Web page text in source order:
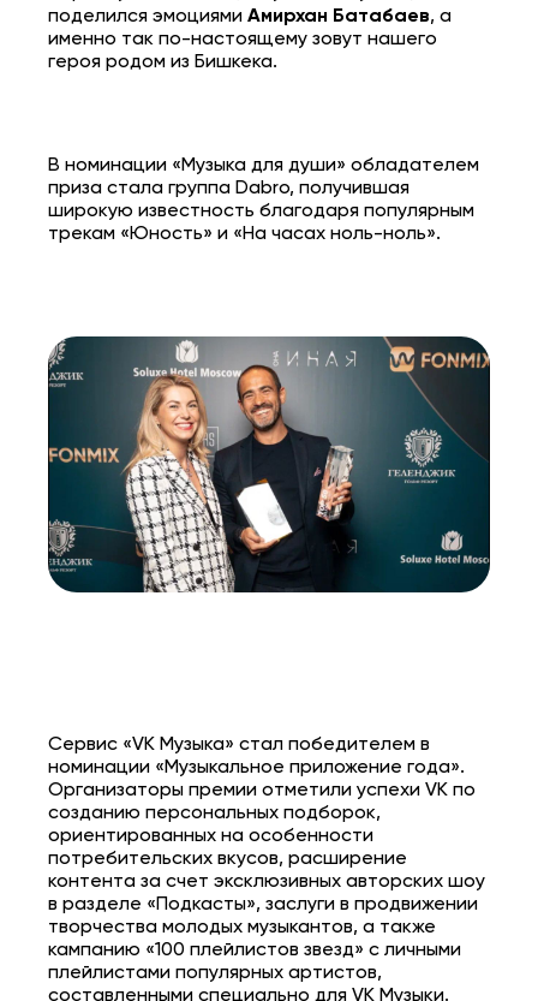
поделился эмоциями Амирхан Батабаев, а
именно так по-настоящему зовут нашего
героя родом из Бишкека.
В номинации «Музыка для души» обладателем
приза стала группа Dabro, получившая
широкую известность благодаря популярным
трекам «Юность» и «На часах ноль-ноль».
Сервис «VK Музыка» стал победителем в
номинации «Музыкальное приложение года».
Организаторы премии отметили успехи VK по
созданию персональных подборок,
ориентированных на особенности
потребительских вкусов, расширение
контента за счет эксклюзивных авторских шоу
в разделе «Подкасты», заслуги в продвижении
творчества молодых музыкантов, а также
кампанию «100 плейлистов звезд» с личными
плейлистами популярных артистов,
составленными специально для VK Музыки.